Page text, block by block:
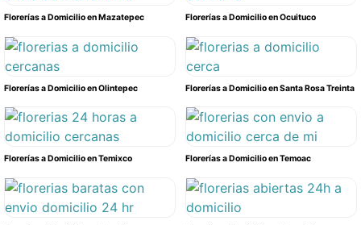
Florerías a Domicilio en Mazatepec Florerías a Domicilio en Ocuituco
Florerías a Domicilio en Olintepec Florerías a Domicilio en Santa Rosa Treinta
Florerías a Domicilio en Temixco Florerías a Domicilio en Temoac